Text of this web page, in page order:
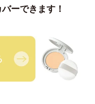
ーできます！